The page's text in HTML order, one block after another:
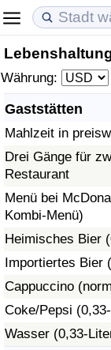
Währung:
Gaststätten
Mahlzeit in
Drei Gänge für
Restaurant
Menü bei
Kombi-Menü)
Heimisches Bier
Importiertes Bier
Cappuccino
Coke/Pepsi
Wasser (0,33-
in Akaba
Lebensqualität
Lebensqualität-
Lebensqualität-
Kriminalität
Kriminalitäts-
Kriminalitäts-